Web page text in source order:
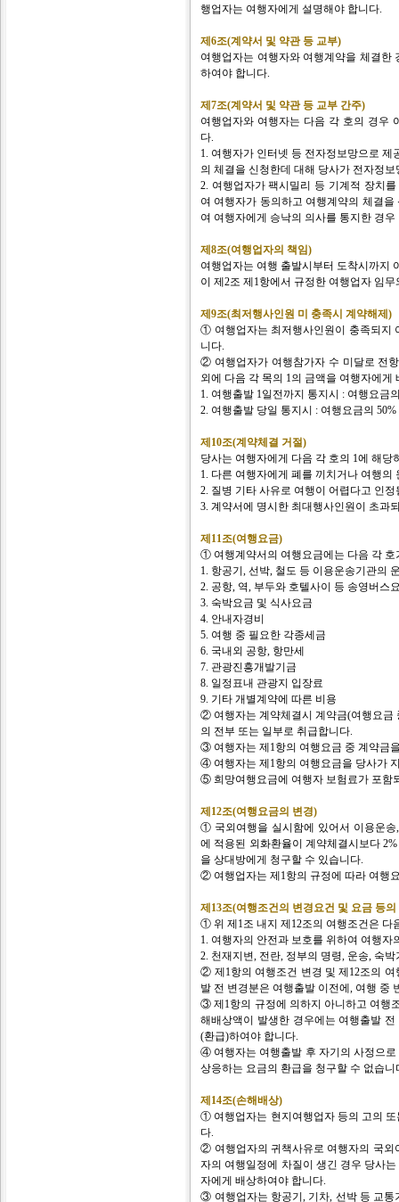
행업자는 여행자에게 설명해야 합니다.
제6조(계약서 및 약관 등 교부)
여행업자는 여행자와 여행계약을 체결한
하여야 합니다.
제7조(계약서 및 약관 등 교부 간주)
여행업자와 여행자는 다음 각 호의 경우
다.
1. 여행자가 인터넷 등 전자정보망으로
의 체결을 신청한데 대해 당사가 전자정
2. 여행업자가 팩시밀리 등 기계적 장치
여 여행자가 동의하고 여행계약의 체결
여 여행자에게 승낙의 의사를 통지한 경우
제8조(여행업자의 책임)
여행업자는 여행 출발시부터 도착시까지
이 제2조 제1항에서 규정한 여행업자 임
제9조(최저행사인원 미 충족시 계약해제)
① 여행업자는 최저행사인원이 충족되지
니다.
② 여행업자가 여행참가자 수 미달로 전
외에 다음 각 목의 1의 금액을 여행자에게
1. 여행출발 1일전까지 통지시 : 여행요금
2. 여행출발 당일 통지시 : 여행요금의 50%
제10조(계약체결 거절)
당사는 여행자에게 다음 각 호의 1에 해
1. 다른 여행자에게 폐를 끼치거나 여행
2. 질병 기타 사유로 여행이 어렵다고 인정
3. 계약서에 명시한 최대행사인원이 초과
제11조(여행요금)
① 여행계약서의 여행요금에는 다음 각 호
1. 항공기, 선박, 철도 등 이용운송기관의
2. 공항, 역, 부두와 호텔사이 등 송영버스
3. 숙박요금 및 식사요금
4. 안내자경비
5. 여행 중 필요한 각종세금
6. 국내외 공항, 항만세
7. 관광진흥개발기금
8. 일정표내 관광지 입장료
9. 기타 개별계약에 따른 비용
② 여행자는 계약체결시 계약금(여행요금
의 전부 또는 일부로 취급합니다.
③ 여행자는 제1항의 여행요금 중 계약금
④ 여행자는 제1항의 여행요금을 당사가
⑤ 희망여행요금에 여행자 보험료가 포함
제12조(여행요금의 변경)
① 국외여행을 실시함에 있어서 이용운송
에 적용된 외화환율이 계약체결시보다
을 상대방에게 청구할 수 있습니다.
② 여행업자는 제1항의 규정에 따라 여행
제13조(여행조건의 변경요건 및 요금 등의
① 위 제1조 내지 제12조의 여행조건은 다
1. 여행자의 안전과 보호를 위하여 여행
2. 천재지변, 전란, 정부의 명령, 운송, 숙
② 제1항의 여행조건 변경 및 제12조의 여
발 전 변경분은 여행출발 이전에, 여행 중
③ 제1항의 규정에 의하지 아니하고 여행
해배상액이 발생한 경우에는 여행출발
(환급)하여야 합니다.
④ 여행자는 여행출발 후 자기의 사정으
상응하는 요금의 환급을 청구할 수 없습
제14조(손해배상)
① 여행업자는 현지여행업자 등의 고의
다.
② 여행업자의 귀책사유로 여행자의 국외
자의 여행일정에 차질이 생긴 경우 당사
자에게 배상하여야 합니다.
③ 여행업자는 항공기, 기차, 선박 등 교통